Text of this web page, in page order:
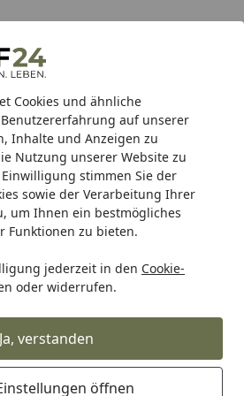
Cookies und ähnliche
auf unserer
Inhalte und Anzeigen zu
Nutzung unserer Website zu
stimmen Sie der
sowie der Verarbeitung Ihrer
um Ihnen ein bestmögliches
Funktionen zu bieten.
jederzeit in den Cookie-
oder widerrufen.
Ja, verstanden
öffnen
Hotline
Sandfilteranlage & Pool-
bis 468,99€)
biOrb Aquaristik Deko Sets
Set klein pink (46081)